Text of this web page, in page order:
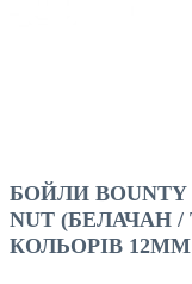
БОЙЛИ BOUNTY
NUT (БЕЛАЧАН
КОЛЬОРІВ 12MM